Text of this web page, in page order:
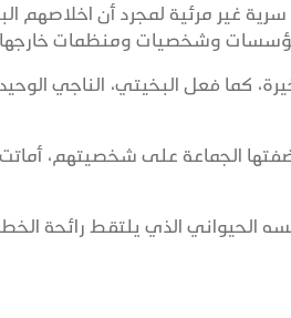
غير مرئية لمجرد أن اخلاصهم
وشخصيات ومنظمات
كما فعل البخيتي، الناجي
الجماعة على شخصيتهم،
الذي يلتقط رائحة